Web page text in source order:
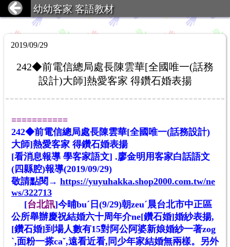
幼幼客家 客語教材
2019/09/29
242◆前電信總局處長陳雲華[全國唯一(話務
設計)大師]熱愛客家 得鑽石婚表揚
===========
242◆前電信總局處長陳雲華[全國唯一(話務設計)
大師]熱愛客家 得鑽石婚表揚
[看消息報導 學客家語文] .廖金明用客家白話語文
(四縣腔)報導(2019/09/29)
敬請點閱→ https://yuyuhakka.shop2000.com.tw/ne
ws/322713
[台北訊]今晡buˊ日(9/29)朝zeuˊ晨台北市中正區
公所舉辦慶祝結婚六十周年介ne[鑽石婚]婚紗表揚,
[鑽石婚]到場人數有15對阿公阿婆新娘婚紗一著zog
ˋ,面粉一搽caˇ,遠看近看,同少年家結婚無兩樣。另外